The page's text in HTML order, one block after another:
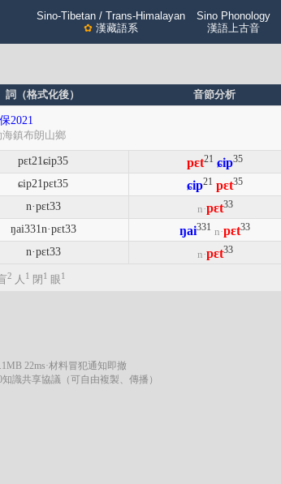
Sino-Tibetan / Trans-Himalayan
✿ 漢藏語系
Sino Phonology
漢語上古音
詞（格式化後） 音節分析
2021
鎮布朗山鄉
pɛt21ɕip35 pɛt21 ɕip35
ɕip21pɛt35 ɕip21 pɛt35
n·pɛt33 n·pɛt33
ŋai331n·pɛt33 ŋai331 n·pɛt33
n·pɛt33 n·pɛt33
2 人 1 閉 1 眼1
22ms·材料冒犯通知即撤
識共享協議（可自由複製、傳播）